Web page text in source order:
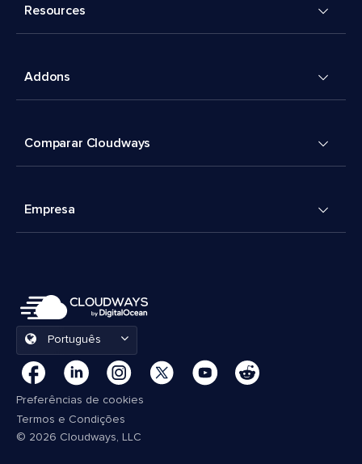
Resources
Addons
Comparar Cloudways
Empresa
Português
Preferências de cookies
Termos e Condições
© 2026 Cloudways, LLC